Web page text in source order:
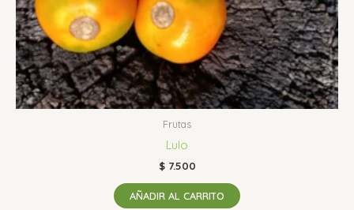
Frutas
Lulo
$7.500
AÑADIR AL CARRITO